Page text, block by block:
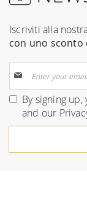
Iscriviti alla
con uno sconto
Up
for
Our
By signing
and our